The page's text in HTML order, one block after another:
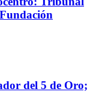
del 5 de Oro;